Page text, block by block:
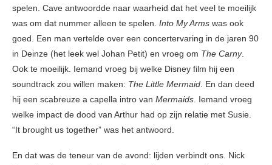
spelen. Cave antwoordde naar waarheid dat het veel te moeilijk
was om dat nummer alleen te spelen. Into My Arms was ook
goed. Een man vertelde over een concertervaring in de jaren 90
in Deinze (het leek wel Johan Petit) en vroeg om The Carny.
Ook te moeilijk. Iemand vroeg bij welke Disney film hij een
soundtrack zou willen maken: The Little Mermaid. En dan deed
hij een scabreuze a capella intro van Mermaids. Iemand vroeg
welke impact de dood van Arthur had op zijn relatie met Susie.
“It brought us together” was het antwoord.
En dat was de teneur van de avond: lijden verbindt ons. Nick